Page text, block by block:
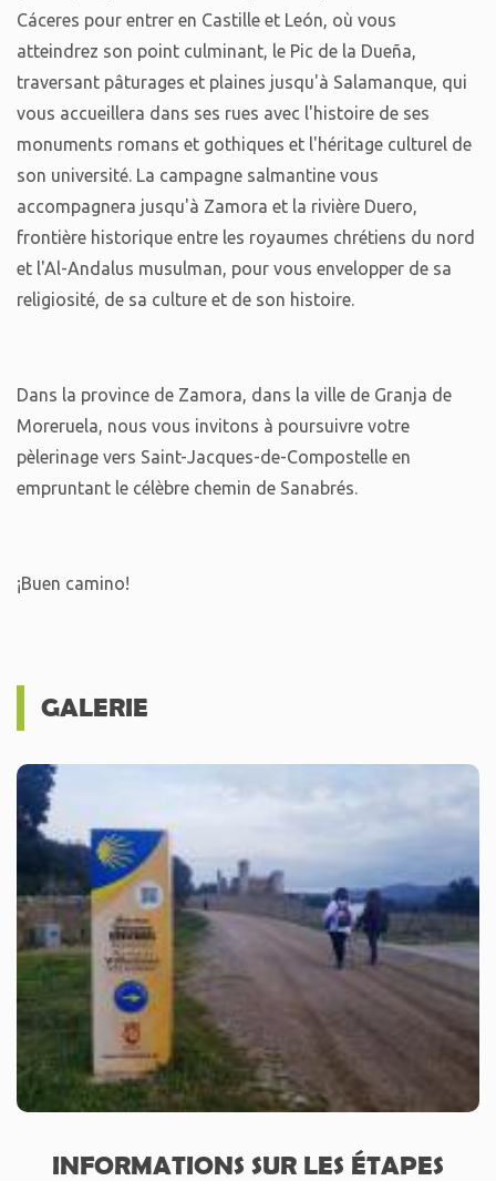
Cáceres pour entrer en Castille et León, où vous
atteindrez son point culminant, le Pic de la Dueña,
traversant pâturages et plaines jusqu'à Salamanque, qui
vous accueillera dans ses rues avec l'histoire de ses
monuments romans et gothiques et l'héritage culturel de
son université. La campagne salmantine vous
accompagnera jusqu'à Zamora et la rivière Duero,
frontière historique entre les royaumes chrétiens du nord
et l'Al-Andalus musulman, pour vous envelopper de sa
religiosité, de sa culture et de son histoire.
Dans la province de Zamora, dans la ville de Granja de
Moreruela, nous vous invitons à poursuivre votre
pèlerinage vers Saint-Jacques-de-Compostelle en
empruntant le célèbre chemin de Sanabrés.
¡Buen camino!
GALERIE
INFORMATIONS SUR LES ÉTAPES